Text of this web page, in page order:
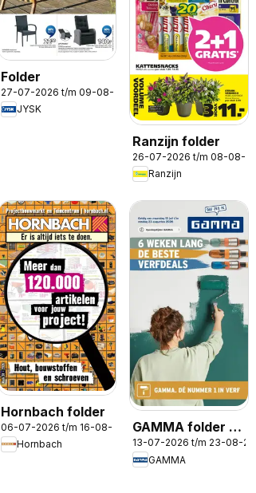
Folder
27-07-2026 t/m 09-08-2026
JYSK
Ranzijn folder
26-07-2026 t/m 08-08-
Ranzijn
Hornbach folder
06-07-2026 t/m 16-08-2026
Hornbach
GAMMA folder -
De nummer 1 in
verf
13-07-2026 t/m 23-08-
GAMMA